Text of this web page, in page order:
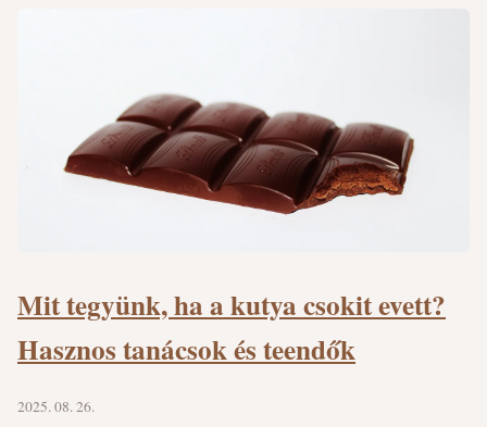
Mit tegyünk, ha a kutya csokit evett?
Hasznos tanácsok és teendők
2025. 08. 26.